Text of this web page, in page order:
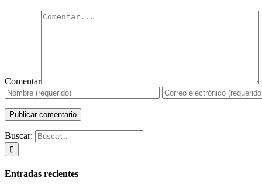
Comentar
Buscar:
Entradas recientes